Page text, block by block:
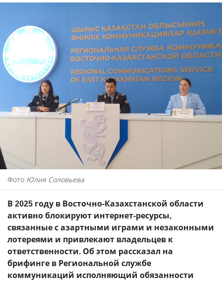
Фото Юлия Соловьева
В 2025 году в Восточно-Казахстанской области
активно блокируют интернет-ресурсы,
связанные с азартными играми и незаконными
лотереями и привлекают владельцев к
ответственности. Об этом рассказал на
брифинге в Региональной службе
коммуникаций исполняющий обязанности